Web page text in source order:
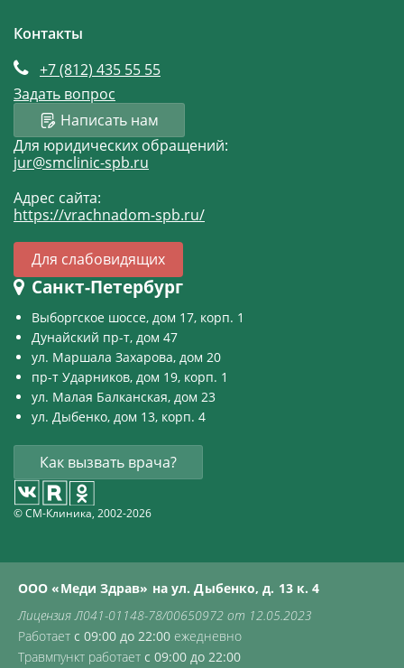
Контакты
+7 (812) 435 55 55
Задать вопрос
Написать нам
Для юридических обращений:
jur@smclinic-spb.ru
Адрес сайта:
https://vrachnadom-spb.ru/
Для слабовидящих
Санкт-Петербург
Выборгское шоссе, дом 17, корп. 1
Дунайский пр-т, дом 47
ул. Маршала Захарова, дом 20
пр-т Ударников, дом 19, корп. 1
ул. Малая Балканская, дом 23
ул. Дыбенко, дом 13, корп. 4
Как вызвать врача?
© СМ-Клиника, 2002-2026
ООО «Меди Здрав» на ул. Дыбенко, д. 13 к. 4
Лицензия Л041-01148-78/00650972 от 12.05.2023
Работает с 09:00 до 22:00 ежедневно
Травмпункт работает с 09:00 до 22:00